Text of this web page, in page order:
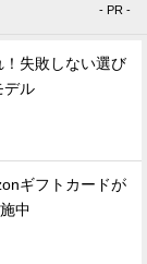
- PR -
失敗しない選び
デル
ギフトカードが
中